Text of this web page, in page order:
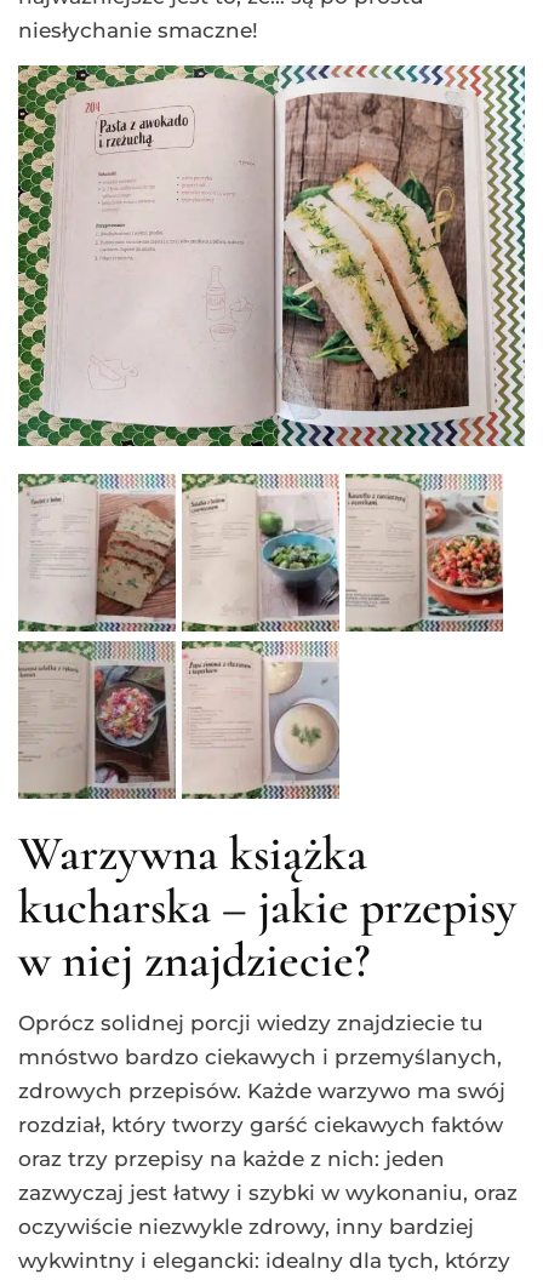
niesłychanie smaczne!
Warzywna książka
kucharska – jakie przepisy
w niej znajdziecie?
Oprócz solidnej porcji wiedzy znajdziecie tu
mnóstwo bardzo ciekawych i przemyślanych,
zdrowych przepisów. Każde warzywo ma swój
rozdział, który tworzy garść ciekawych faktów
oraz trzy przepisy na każde z nich: jeden
zazwyczaj jest łatwy i szybki w wykonaniu, oraz
oczywiście niezwykle zdrowy, inny bardziej
wykwintny i elegancki: idealny dla tych, którzy